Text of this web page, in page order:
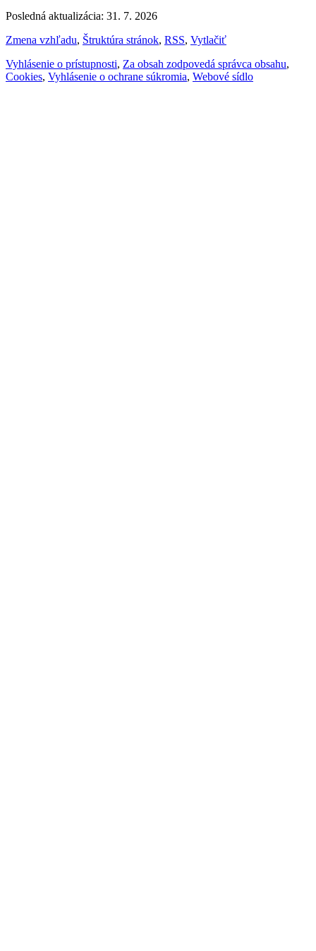
Posledná aktualizácia: 31. 7. 2026
Zmena vzhľadu, Štruktúra stránok, RSS, Vytlačiť
Vyhlásenie o prístupnosti, Za obsah zodpovedá správca obsahu,
Cookies, Vyhlásenie o ochrane súkromia, Webové sídlo